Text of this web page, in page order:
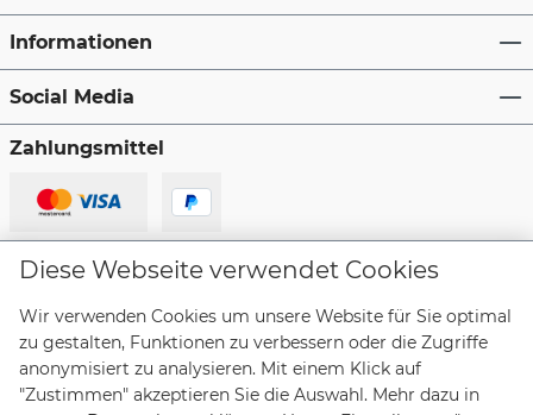
Informationen
Social Media
Zahlungsmittel
Lieferanten
Diese Webseite verwendet Cookies
Wir verwenden Cookies um unsere Website für Sie optimal
zu gestalten, Funktionen zu verbessern oder die Zugriffe
anonymisiert zu analysieren. Mit einem Klick auf
"Zustimmen" akzeptieren Sie die Auswahl. Mehr dazu in